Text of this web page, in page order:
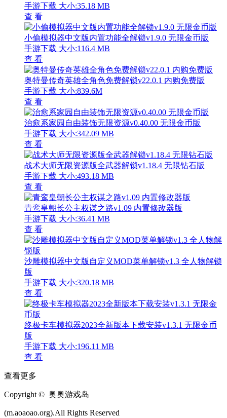
手游下载 大小:35.18 MB
查 看
小偷模拟器中文版内置功能全解锁v1.9.0 无限金币版
手游下载 大小:116.4 MB
查 看
奥特曼传奇英雄全角色免费解锁v22.0.1 内购免费版
手游下载 大小:839.6M
查 看
治愈系家园自由装饰无限资源v0.40.00 无限金币版
手游下载 大小:342.09 MB
查 看
战术大师无限资源版全武器解锁v1.18.4 无限钻石版
手游下载 大小:493.18 MB
查 看
青鸾皇朝长公主权谋之路v1.09 内置修改器版
手游下载 大小:36.41 MB
查 看
沙雕模拟器中文版自定义MOD菜单解锁v1.3 全人物解锁
版
手游下载 大小:320.18 MB
查 看
终极卡车模拟器2023全新版本下载安装v1.3.1 无限金币
版
手游下载 大小:196.11 MB
查 看
查看更多
Copyright © 奥奥游戏岛
(m.aoaoao.org).All Rights Reserved